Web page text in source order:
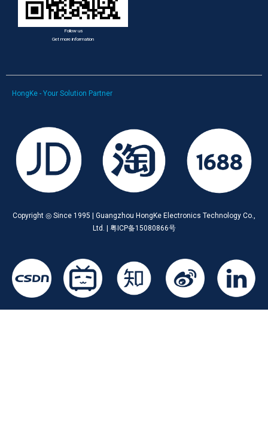
Follow us
Get more information
HongKe - Your Solution Partner
Copyright ◎ Since 1995 | Guangzhou HongKe Electronics Technology Co.,
Ltd. | 粤ICP备15080866号